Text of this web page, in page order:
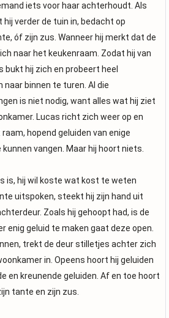
iets voor haar achterhoudt. Als
verder de tuin in, bedacht op
óf zijn zus. Wanneer hij merkt dat de
naar het keukenraam. Zodat hij van
hij zich en probeert heel
binnen te turen. Al die
is niet nodig, want alles wat hij ziet
Lucas richt zich weer op en
hopend geluiden van enige
vangen. Maar hij hoort niets.
is, hij wil koste wat kost te weten
uitspoken, steekt hij zijn hand uit
Zoals hij gehoopt had, is de
enig geluid te maken gaat deze open.
trekt de deur stilletjes achter zich
in. Opeens hoort hij geluiden
en kreunende geluiden. Af en toe hoort
tante en zijn zus.